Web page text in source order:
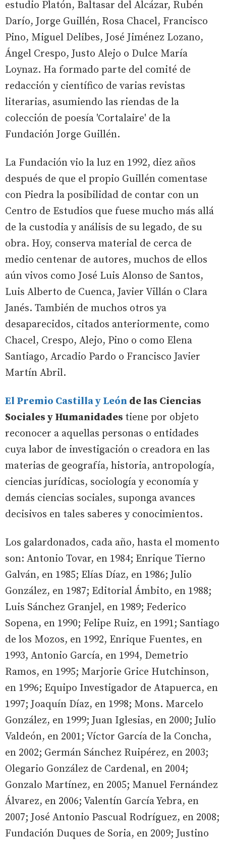
estudio Platón, Baltasar del Alcázar, Rubén
Darío, Jorge Guillén, Rosa Chacel, Francisco
Pino, Miguel Delibes, José Jiménez Lozano,
Ángel Crespo, Justo Alejo o Dulce María
Loynaz. Ha formado parte del comité de
redacción y científico de varias revistas
literarias, asumiendo las riendas de la
colección de poesía 'Cortalaire' de la
Fundación Jorge Guillén.
La Fundación vio la luz en 1992, diez años
después de que el propio Guillén comentase
con Piedra la posibilidad de contar con un
Centro de Estudios que fuese mucho más allá
de la custodia y análisis de su legado, de su
obra. Hoy, conserva material de cerca de
medio centenar de autores, muchos de ellos
aún vivos como José Luis Alonso de Santos,
Luis Alberto de Cuenca, Javier Villán o Clara
Janés. También de muchos otros ya
desaparecidos, citados anteriormente, como
Chacel, Crespo, Alejo, Pino o como Elena
Santiago, Arcadio Pardo o Francisco Javier
Martín Abril.
El Premio Castilla y León de las Ciencias
Sociales y Humanidades tiene por objeto
reconocer a aquellas personas o entidades
cuya labor de investigación o creadora en las
materias de geografía, historia, antropología,
ciencias jurídicas, sociología y economía y
demás ciencias sociales, suponga avances
decisivos en tales saberes y conocimientos.
Los galardonados, cada año, hasta el momento
son: Antonio Tovar, en 1984; Enrique Tierno
Galván, en 1985; Elías Díaz, en 1986; Julio
González, en 1987; Editorial Ámbito, en 1988;
Luis Sánchez Granjel, en 1989; Federico
Sopena, en 1990; Felipe Ruiz, en 1991; Santiago
de los Mozos, en 1992, Enrique Fuentes, en
1993, Antonio García, en 1994, Demetrio
Ramos, en 1995; Marjorie Grice Hutchinson,
en 1996; Equipo Investigador de Atapuerca, en
1997; Joaquín Díaz, en 1998; Mons. Marcelo
González, en 1999; Juan Iglesias, en 2000; Julio
Valdeón, en 2001; Víctor García de la Concha,
en 2002; Germán Sánchez Ruipérez, en 2003;
Olegario González de Cardenal, en 2004;
Gonzalo Martínez, en 2005; Manuel Fernández
Álvarez, en 2006; Valentín García Yebra, en
2007; José Antonio Pascual Rodríguez, en 2008;
Fundación Duques de Soria, en 2009; Justino